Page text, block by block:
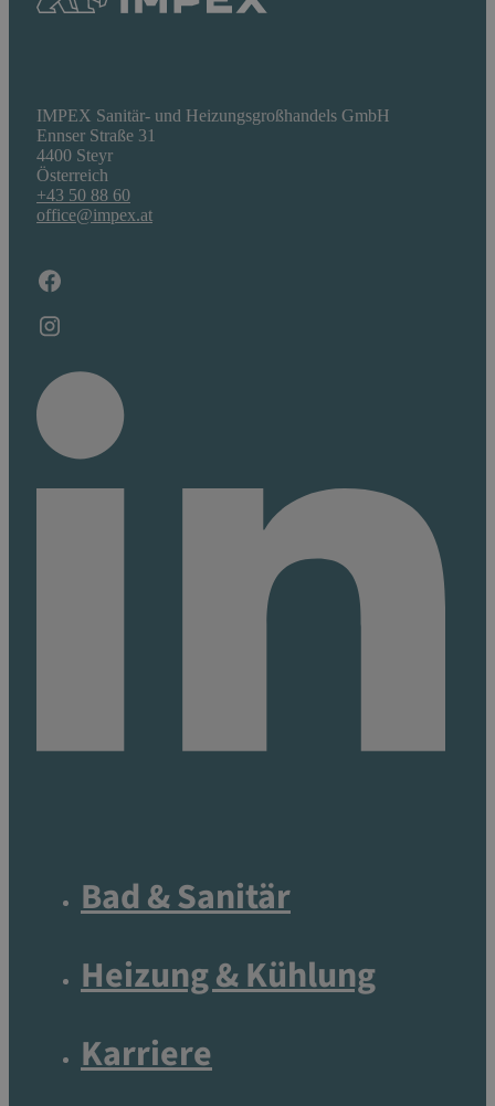
IMPEX Sanitär- und Heizungsgroßhandels GmbH
Ennser Straße 31
4400 Steyr
Österreich
+43 50 88 60
office@impex.at
Bad & Sanitär
Heizung & Kühlung
Karriere